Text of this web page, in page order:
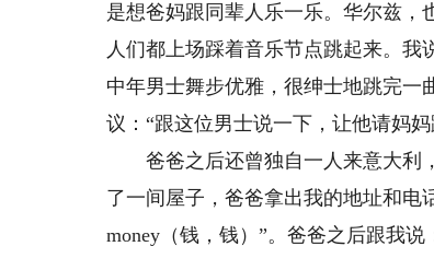
是想爸妈跟同辈人乐一乐。华尔兹，
人们都上场踩着音乐节点跳起来。
中年男士舞步优雅，很绅士地跳完一
议：“跟这位男士说一下，让他请妈
爸爸之后还曾独自一人来意大利
了一间屋子，爸爸拿出我的地址和电
money（钱，钱）”。爸爸之后跟我